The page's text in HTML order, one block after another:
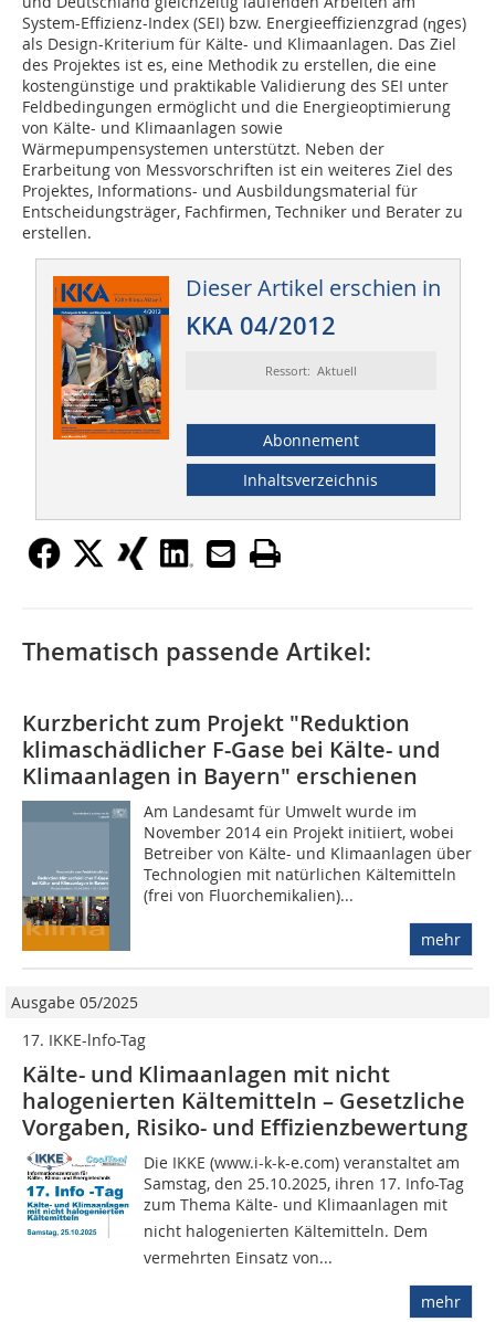
System-Effizienz-Index (SEI) bzw. Energieeffizienzgrad (ηges)
als Design-Kriterium für Kälte- und Klimaanlagen. Das Ziel
des Projektes ist es, eine Methodik zu erstellen, die eine
kostengünstige und praktikable Validierung des SEI unter
Feldbedingungen ermöglicht und die Energieoptimierung
von Kälte- und Klimaanlagen sowie
Wärmepumpensystemen unterstützt. Neben der
Erarbeitung von Messvorschriften ist ein weiteres Ziel des
Projektes, Informations- und Ausbildungsmaterial für
Entscheidungsträger, Fachfirmen, Techniker und Berater zu
erstellen.
Dieser Artikel erschien in
KKA 04/2012
Ressort: Aktuell
Abonnement
Inhaltsverzeichnis
Thematisch passende Artikel:
Kurzbericht zum Projekt "Reduktion
klimaschädlicher F-Gase bei Kälte- und
Klimaanlagen in Bayern" erschienen
Am Landesamt für Umwelt wurde im
November 2014 ein Projekt initiiert, wobei
Betreiber von Kälte- und Klimaanlagen über
Technologien mit natürlichen Kältemitteln
(frei von Fluorchemikalien)...
mehr
Ausgabe 05/2025
17. IKKE-lnfo-Tag
Kälte- und Klimaanlagen mit nicht
halogenierten Kältemitteln – Gesetzliche
Vorgaben, Risiko- und Effizienzbewertung
Die IKKE (www.i-k-k-e.com) veranstaltet am
Samstag, den 25.10.2025, ihren 17. Info-Tag
zum Thema Kälte- und Klimaanlagen mit
nicht halogenierten Kältemitteln. Dem
vermehrten Einsatz von...
mehr